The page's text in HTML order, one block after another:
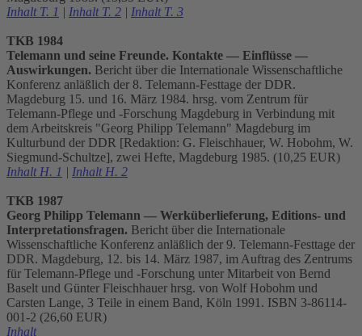
Inhalt T. 1 | Inhalt T. 2 | Inhalt T. 3
TKB 1984
Telemann und seine Freunde. Kontakte — Einflüsse —
Auswirkungen. Bericht über die Internationale Wissenschaftliche
Konferenz anläßlich der 8. Telemann-Festtage der DDR.
Magdeburg 15. und 16. März 1984. hrsg. vom Zentrum für
Telemann-Pflege und -Forschung Magdeburg in Verbindung mit
dem Arbeitskreis "Georg Philipp Telemann" Magdeburg im
Kulturbund der DDR [Redaktion: G. Fleischhauer, W. Hobohm, W.
Siegmund-Schultze], zwei Hefte, Magdeburg 1985. (10,25 EUR)
Inhalt H. 1 | Inhalt H. 2
TKB 1987
Georg Philipp Telemann — Werküberlieferung, Editions- und
Interpretationsfragen. Bericht über die Internationale
Wissenschaftliche Konferenz anläßlich der 9. Telemann-Festtage der
DDR. Magdeburg, 12. bis 14. März 1987, im Auftrag des Zentrums
für Telemann-Pflege und -Forschung unter Mitarbeit von Bernd
Baselt und Günter Fleischhauer hrsg. von Wolf Hobohm und
Carsten Lange, 3 Teile in einem Band, Köln 1991. ISBN 3-86114-
001-2 (26,60 EUR)
Inhalt